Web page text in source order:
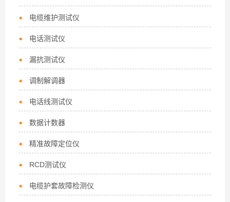
电缆维护测试仪
电话测试仪
漏抗测试仪
调制解调器
电话线测试仪
数据计数器
精准故障定位仪
RCD测试仪
电缆护套故障检测仪